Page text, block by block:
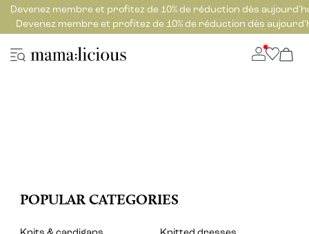
Devenez membre et profitez de 10% de réduction dès
Devenez membre et profitez de 10% de réduction dès
POPULAR CATEGORIES